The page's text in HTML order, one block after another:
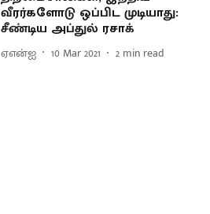
வீரர்களோடு ஒப்பிட முடியாது:
சீண்டிய அப்துல் ரசாக்
ஏஎன்ஐ 10 Mar 2021 2 min read